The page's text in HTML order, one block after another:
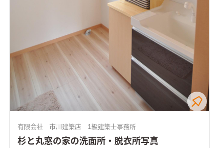
有限会社 市川建築店 1級建築士事務所
杉と丸窓の家の洗面所・脱衣所写真